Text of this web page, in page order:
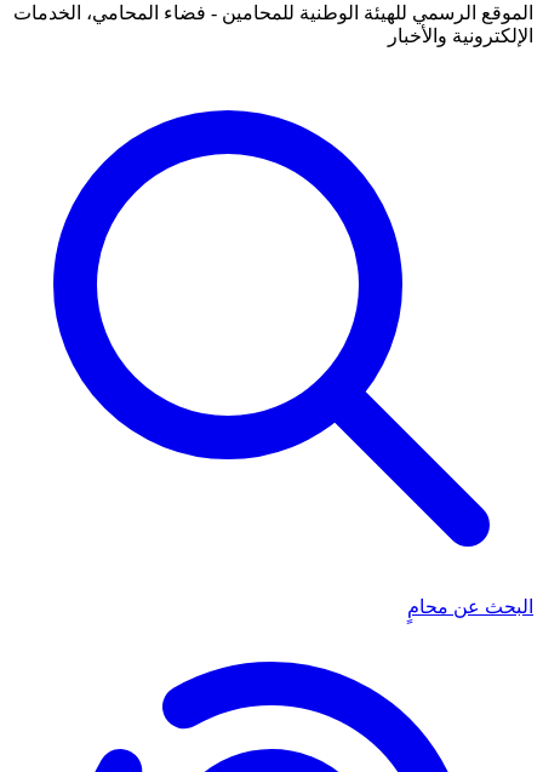
الموقع الرسمي للهيئة الوطنية للمحامين - فضاء المحامي، الخدمات
الإلكترونية والأخبار
البحث عن محامٍ